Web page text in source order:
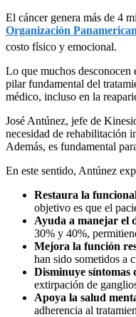
El cáncer genera más de 4
Organización
costo físico y emocional.
Lo que muchos
pilar fundamental del
médico, incluso en la
José Antúnez, jefe de
necesidad de rehabilitación
Además, es fundamental
En este sentido, Antúnez
Restaura la
objetivo es que el
Ayuda a manejar el
30% y 40%,
Mejora la función
han sido sometidos a
Disminuye síntomas
extirpación de
Apoya la salud
adherencia al